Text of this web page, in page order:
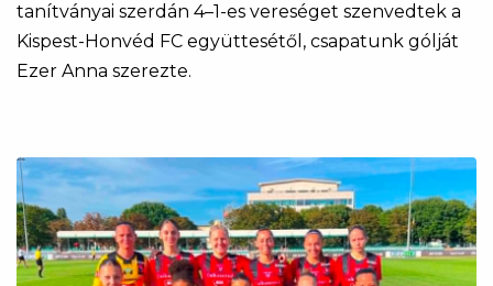
tanítványai szerdán 4–1-es vereséget szenvedtek a
Kispest-Honvéd FC együttesétől, csapatunk gólját
Ezer Anna szerezte.